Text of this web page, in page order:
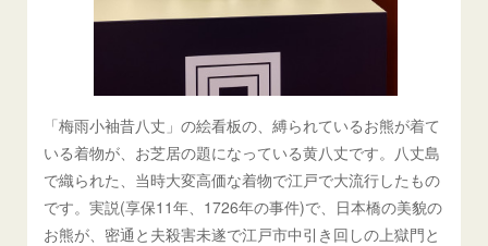
「梅雨小袖昔八丈」の絵看板の、縛られているお熊が着て
いる着物が、お芝居の題になっている黄八丈です。八丈島
で織られた、当時大変高価な着物で江戸で大流行したもの
です。実説(享保11年、1726年の事件)で、日本橋の美貌の
お熊が、密通と夫殺害未遂で江戸市中引き回しの上獄門と